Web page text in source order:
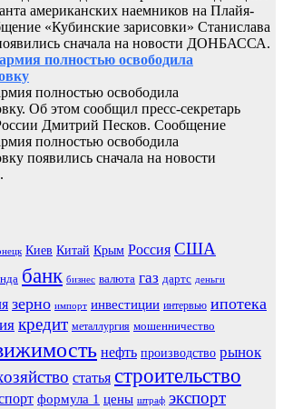
американских наемников на Плайя-
«Кубинские зарисовки» Станислава
сначала на новости ДОНБАССА.
полностью освободила
полностью освободила
Об этом сообщил пресс-секретарь
Дмитрий Песков. Сообщение
полностью освободила
появились сначала на новости
Киев Китай Крым Россия США
банк бизнес валюта газ дартс деньги
зерно импорт инвестиции интервью ипотека
кредит металлургия мошенничество
нефть производство рынок
статья строительство
формула 1 цены штраф экспорт